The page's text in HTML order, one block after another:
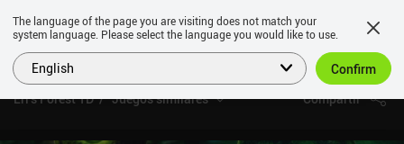
Eri's Forest TD Juegos similares Compartir
The language of the page you are visiting does not match your
system language. Please select the language you would like to use.
English Confirm